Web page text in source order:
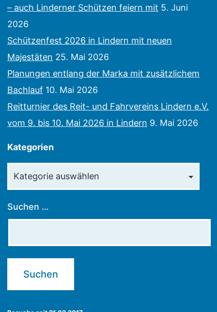
– auch Linderner Schützen feiern mit 5. Juni
2026
Schützenfest 2026 in Lindern mit neuen
Majestäten 25. Mai 2026
Planungen entlang der Marka mit zusätzlichem
Bachlauf 10. Mai 2026
Reitturnier des Reit- und Fahrvereins Lindern e.V.
vom 9. bis 10. Mai 2026 in Lindern 9. Mai 2026
Kategorien
Suchen …